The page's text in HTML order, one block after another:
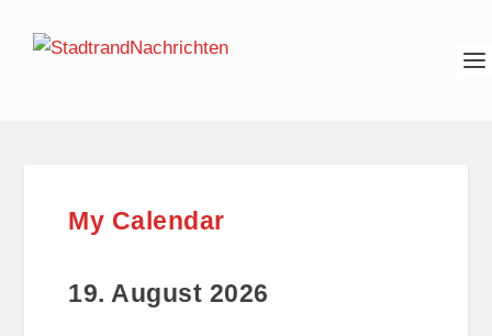
My Calendar
19. August 2026